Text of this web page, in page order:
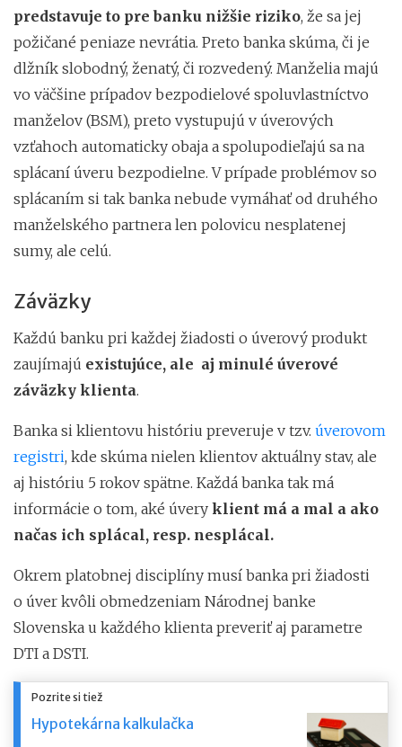
predstavuje to pre banku nižšie riziko, že sa jej
požičané peniaze nevrátia. Preto banka skúma, či je
dlžník slobodný, ženatý, či rozvedený. Manželia majú
vo väčšine prípadov bezpodielové spoluvlastníctvo
manželov (BSM), preto vystupujú v úverových
vzťahoch automaticky obaja a spolupodieľajú sa na
splácaní úveru bezpodielne. V prípade problémov so
splácaním si tak banka nebude vymáhať od druhého
manželského partnera len polovicu nesplatenej
sumy, ale celú.
Záväzky
Každú banku pri každej žiadosti o úverový produkt
zaujímajú existujúce, ale aj minulé úverové
záväzky klienta.
Banka si klientovu históriu preveruje v tzv. úverovom
registri, kde skúma nielen klientov aktuálny stav, ale
aj históriu 5 rokov spätne. Každá banka tak má
informácie o tom, aké úvery klient má a mal a ako
načas ich splácal, resp. nesplácal.
Okrem platobnej disciplíny musí banka pri žiadosti
o úver kvôli obmedzeniam Národnej banke
Slovenska u každého klienta preveriť aj parametre
DTI a DSTI.
Pozrite si tiež
Hypotekárna kalkulačka